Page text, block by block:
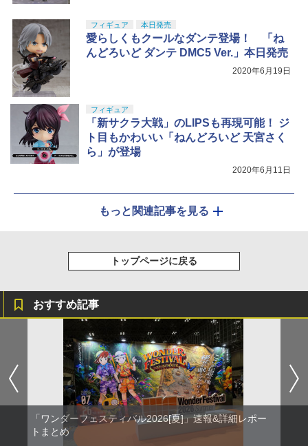
フィギュア 本日発売
愛らしくもクールなダンテ登場！ 「ね
んどろいど ダンテ DMC5 Ver.」本日発売
2020年6月19日
フィギュア
「新サクラ大戦」のLIPSも再現可能！ ジ
ト目もかわいい「ねんどろいど 天宮さく
ら」が登場
2020年6月11日
もっと関連記事を見る
トップページに戻る
おすすめ記事
「ワンダーフェスティバル2026[夏]」速報&詳細レポー
トまとめ